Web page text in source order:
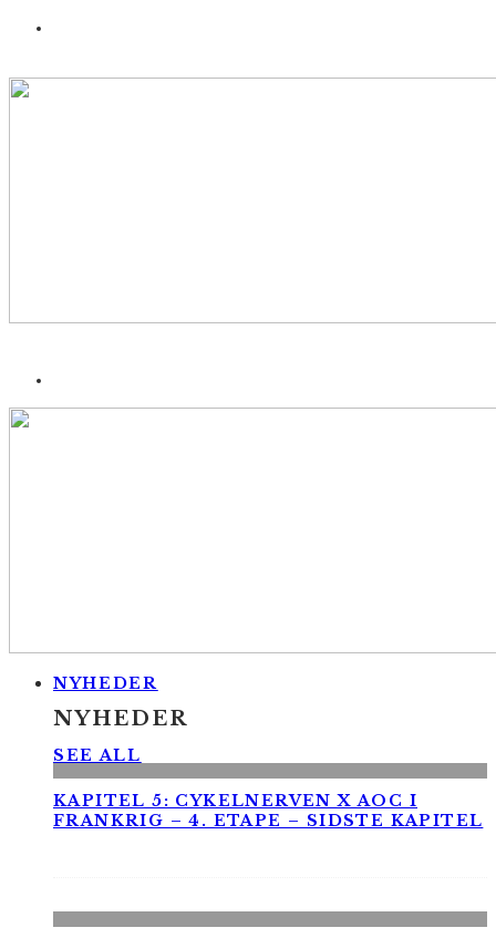
NYHEDER
NYHEDER
SEE ALL
KAPITEL 5: CYKELNERVEN X AOC I
FRANKRIG – 4. ETAPE – SIDSTE KAPITEL